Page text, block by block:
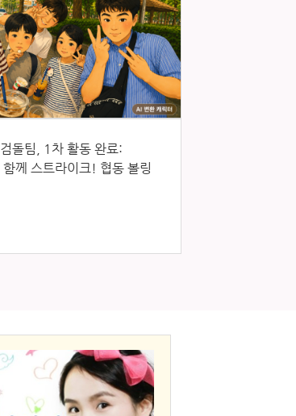
돌팀, 1차 활동 완료:
께 스트라이크! 협동 볼링